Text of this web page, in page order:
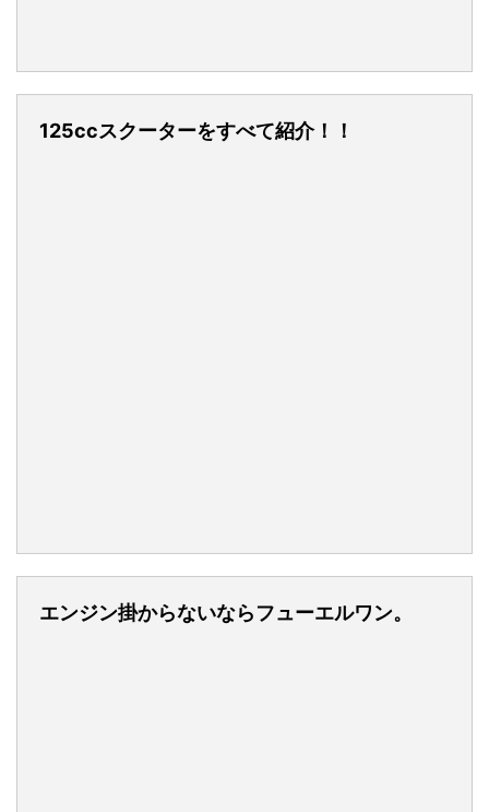
125ccスクーターをすべて紹介！！
エンジン掛からないならフューエルワン。